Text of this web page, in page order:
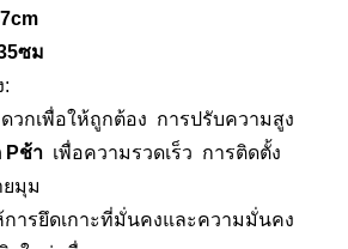
7cm
ซม
วกเพื่อให้ถูกต้อง การปรับความสูง
Pช้า เพื่อความรวดเร็ว การติดตั้ง
มุม
ารยึดเกาะที่มั่นคงและความมั่นคง